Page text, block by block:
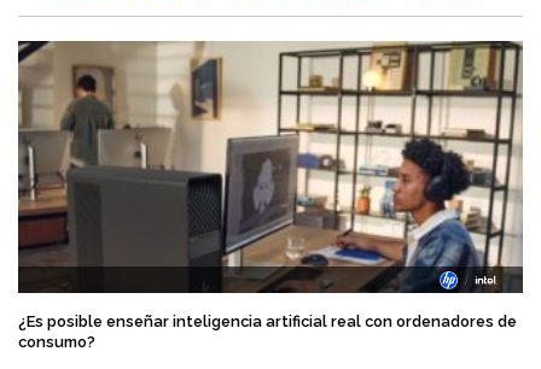
¿Es posible enseñar inteligencia artificial real con ordenadores de
consumo?